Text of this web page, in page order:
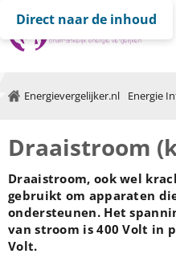
Direct naar de inhoud
Energievergelijker.nl Energie
Draaistroom
Draaistroom, ook wel
gebruikt om apparaten
ondersteunen. Het
van stroom is 400 Volt in
Volt.